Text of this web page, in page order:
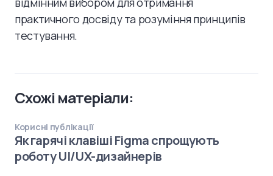
практичного досвіду та розуміння принципів
тестування.
Схожі матеріали:
Корисні публікації
Як гарячі клавіші Figma спрощують
роботу UI/UX-дизайнерів